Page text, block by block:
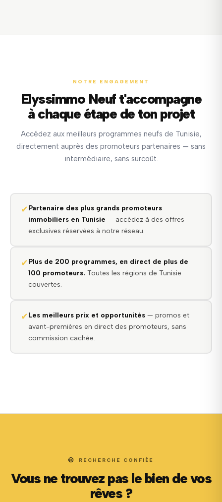
NOTRE ENGAGEMENT
Elyssimmo Neuf t'accompagne
à chaque étape de ton projet
Accédez aux meilleurs programmes neufs de Tunisie,
directement auprès des promoteurs partenaires — sans
intermédiaire, sans surcoût.
✔Partenaire des plus grands promoteurs
immobiliers en Tunisie — accédez à des offres
exclusives réservées à notre réseau.
✔Plus de 200 programmes, en direct de plus de
100 promoteurs. Toutes les régions de Tunisie
couvertes.
✔Les meilleurs prix et opportunités— promos et
avant-premières en direct des promoteurs, sans
commission cachée.
RECHERCHE CONFIÉE
Vous ne trouvez pas le bien de vos
rêves ?